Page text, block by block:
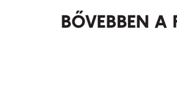
BŐVEBBEN A